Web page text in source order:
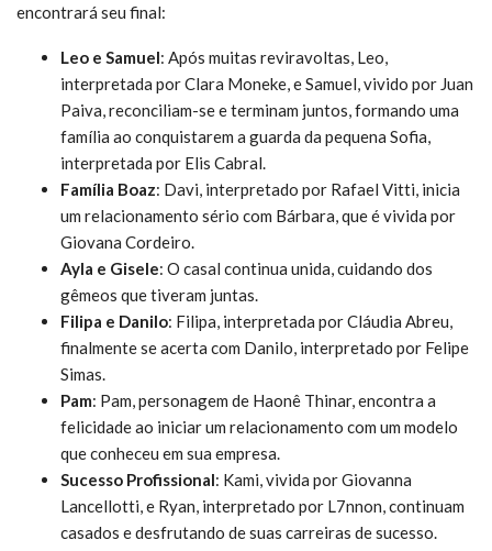
encontrará seu final:
Leo e Samuel: Após muitas reviravoltas, Leo,
interpretada por Clara Moneke, e Samuel, vivido por Juan
Paiva, reconciliam-se e terminam juntos, formando uma
família ao conquistarem a guarda da pequena Sofia,
interpretada por Elis Cabral.
Família Boaz: Davi, interpretado por Rafael Vitti, inicia
um relacionamento sério com Bárbara, que é vivida por
Giovana Cordeiro.
Ayla e Gisele: O casal continua unida, cuidando dos
gêmeos que tiveram juntas.
Filipa e Danilo: Filipa, interpretada por Cláudia Abreu,
finalmente se acerta com Danilo, interpretado por Felipe
Simas.
Pam: Pam, personagem de Haonê Thinar, encontra a
felicidade ao iniciar um relacionamento com um modelo
que conheceu em sua empresa.
Sucesso Profissional: Kami, vivida por Giovanna
Lancellotti, e Ryan, interpretado por L7nnon, continuam
casados e desfrutando de suas carreiras de sucesso.